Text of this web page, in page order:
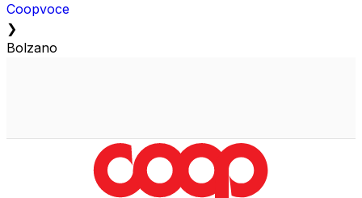
Coopvoce
❯
Bolzano